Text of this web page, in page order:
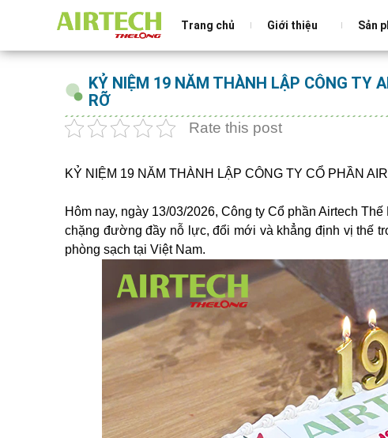
Trang chủ Giới thiệu Sản
KỶ NIỆM 19 NĂM THÀNH LẬP CÔNG TY
RỠ
Rate this post
KỶ NIỆM 19 NĂM THÀNH LẬP CÔNG TY CỔ PHẦN
Hôm nay, ngày 13/03/2026, Công ty Cổ phần Airtech
chặng đường đầy nỗ lực, đổi mới và khẳng định vị thế
phòng sạch tại Việt Nam.